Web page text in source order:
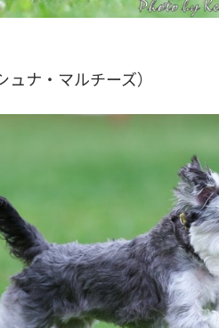
ナ・マルチーズ）